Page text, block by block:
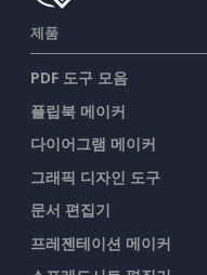
제품
PDF 도구 모음
플립북 메이커
다이어그램 메이커
그래픽 디자인 도구
문서 편집기
프레젠테이션 메이커